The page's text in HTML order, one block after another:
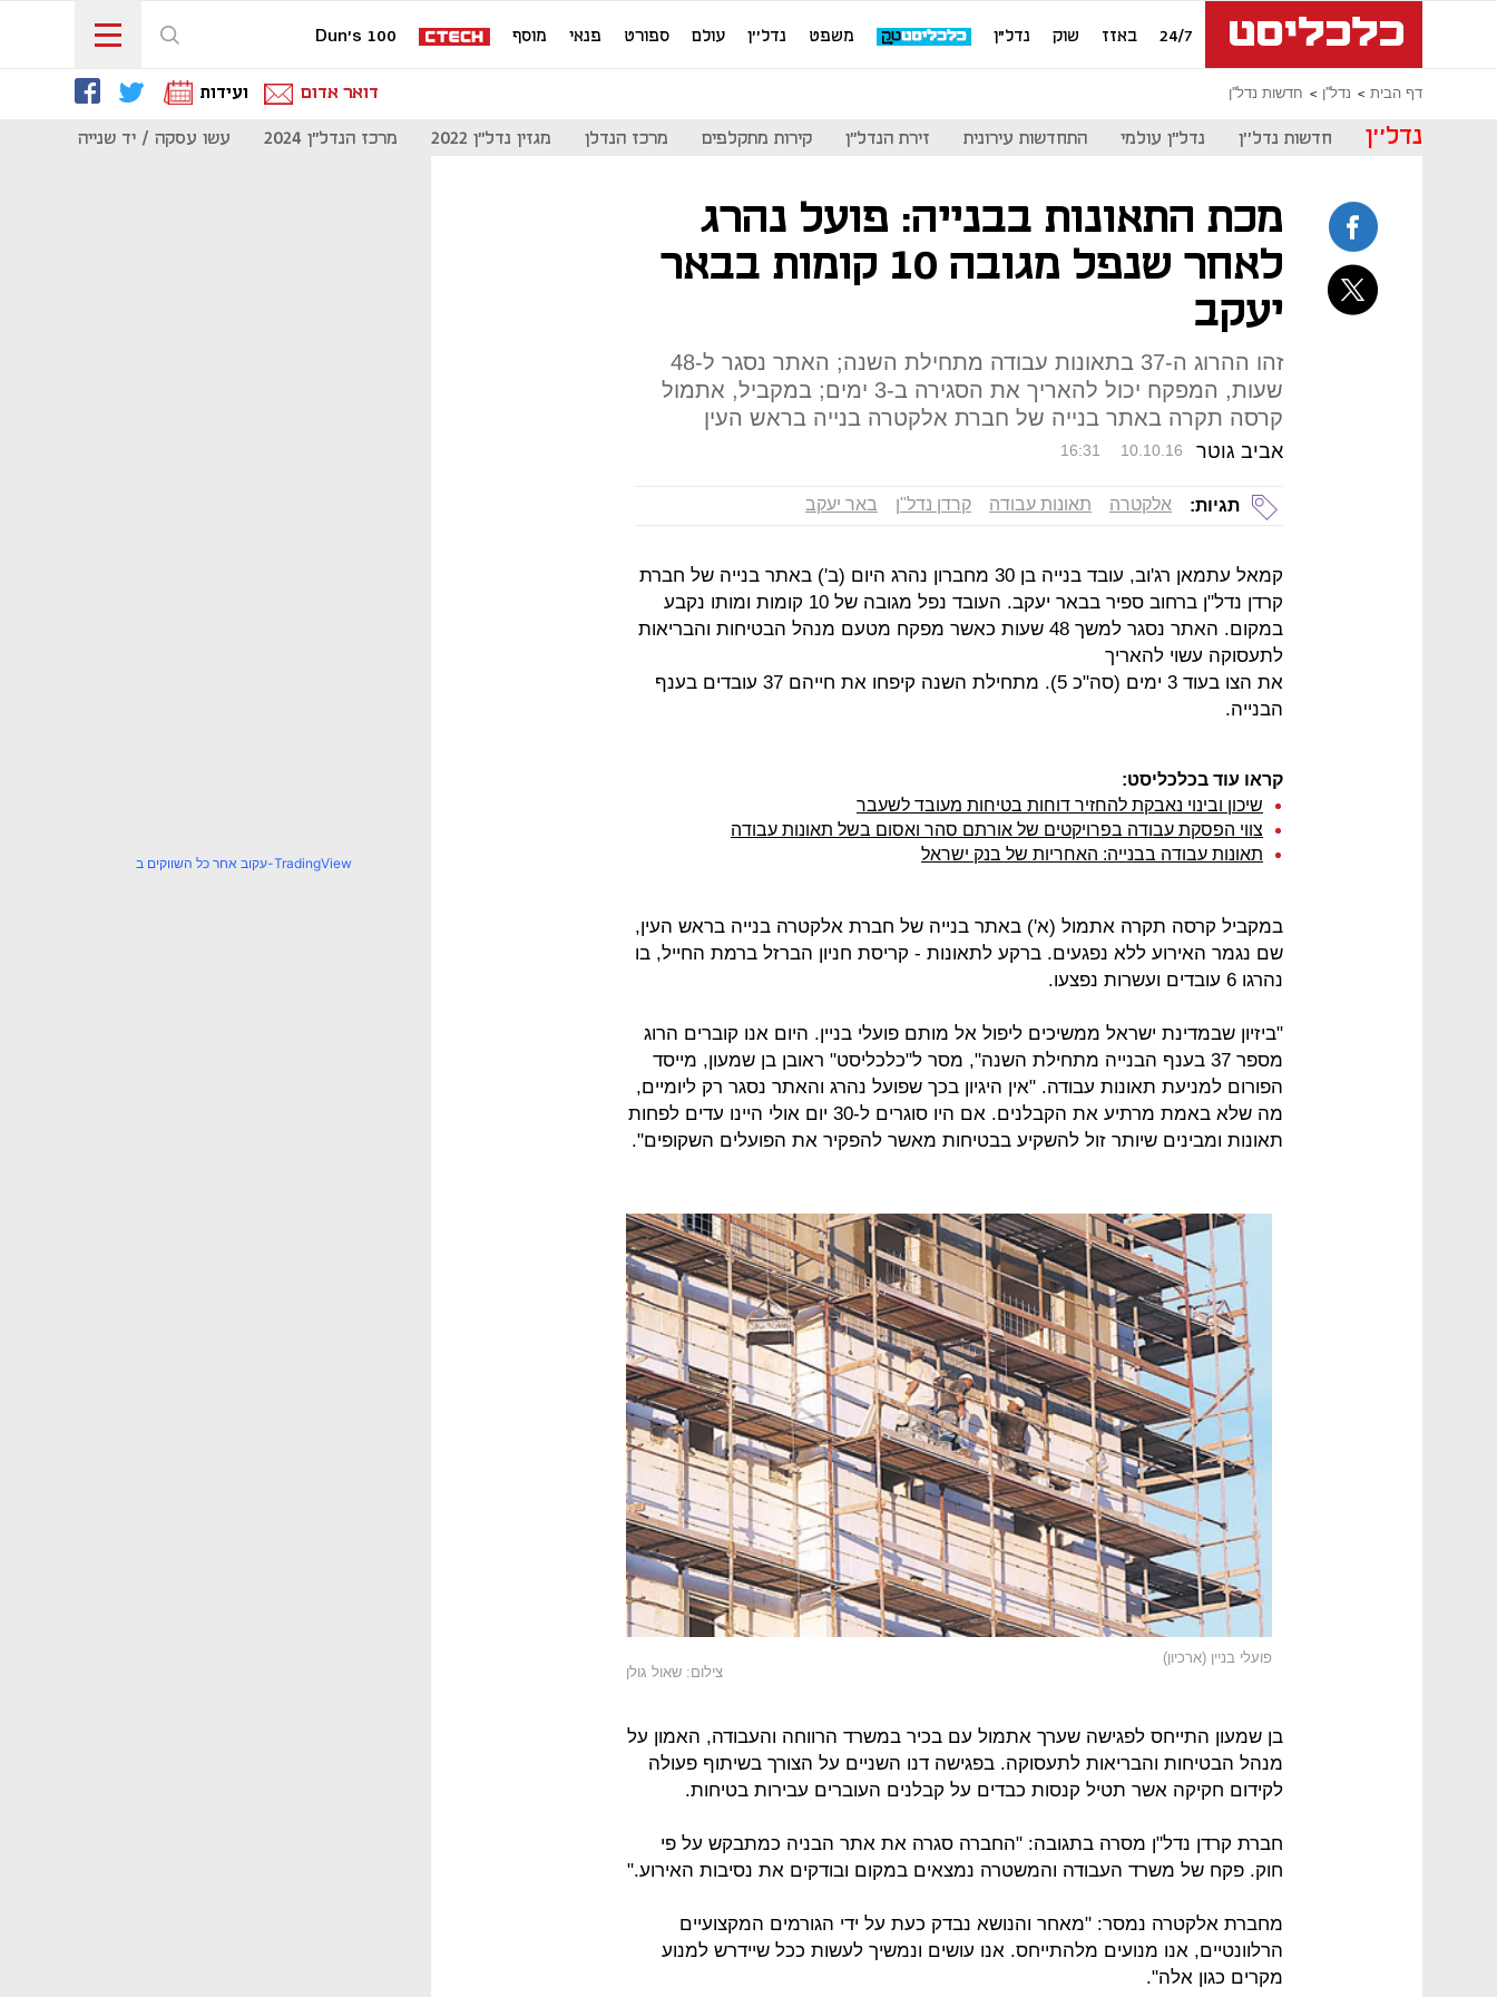
24/7 באזז שוק נדל"ן משפט נדל''ן עולם ספורט פנאי מוסף Dun's 100
דף הבית נדל''ן חדשות נדל''ן דואר אדום ועידות
נדל''ן חדשות נדל''ן נדל"ן עולמי התחדשות עירונית זירת הנדל"ן קירות מתקלפים מרכז הנדלן מגזין נדל"ן 2022 מרכז הנדל"ן 2024 עשו עסקה / יד שנייה
מכת התאונות בבנייה: פועל נהרג
לאחר שנפל מגובה 10 קומות בבאר
יעקב
זהו ההרוג ה-37 בתאונות עבודה מתחילת השנה; האתר נסגר ל-48
שעות, המפקח יכול להאריך את הסגירה ב-3 ימים; במקביל, אתמול
קרסה תקרה באתר בנייה של חברת אלקטרה בנייה בראש העין
אביב גוטר 16:31 10.10.16
תגיות: אלקטרה תאונות עבודה קרדן נדל"ן באר יעקב
קמאל עתמאן רג'וב, עובד בנייה בן 30 מחברון נהרג היום (ב') באתר בנייה של חברת
קרדן נדל"ן ברחוב ספיר בבאר יעקב. העובד נפל מגובה של 10 קומות ומותו נקבע
במקום. האתר נסגר למשך 48 שעות כאשר מפקח מטעם מנהל הבטיחות והבריאות
לתעסוקה עשוי להאריך
את הצו בעוד 3 ימים (סה"כ 5). מתחילת השנה קיפחו את חייהם 37 עובדים בענף
הבנייה.
קראו עוד בכלכליסט:
שיכון ובינוי נאבקת להחזיר דוחות בטיחות מעובד לשעבר
צווי הפסקת עבודה בפרויקטים של אורתם סהר ואסום בשל תאונות עבודה
תאונות עבודה בבנייה: האחריות של בנק ישראל
במקביל קרסה תקרה אתמול (א') באתר בנייה של חברת אלקטרה בנייה בראש העין,
שם נגמר האירוע ללא נפגעים. ברקע לתאונות - קריסת חניון הברזל ברמת החייל, בו
נהרגו 6 עובדים ועשרות נפצעו.
"ביזיון שבמדינת ישראל ממשיכים ליפול אל מותם פועלי בניין. היום אנו קוברים הרוג
מספר 37 בענף הבנייה מתחילת השנה", מסר ל"כלכליסט" ראובן בן שמעון, מייסד
הפורום למניעת תאונות עבודה. "אין היגיון בכך שפועל נהרג והאתר נסגר רק ליומיים,
מה שלא באמת מרתיע את הקבלנים. אם היו סוגרים ל-30 יום אולי היינו עדים לפחות
תאונות ומבינים שיותר זול להשקיע בבטיחות מאשר להפקיר את הפועלים השקופים".
פועלי בניין (ארכיון)
צילום: שאול גולן
בן שמעון התייחס לפגישה שערך אתמול עם בכיר במשרד הרווחה והעבודה, האמון על
מנהל הבטיחות והבריאות לתעסוקה. בפגישה דנו השניים על הצורך בשיתוף פעולה
לקידום חקיקה אשר תטיל קנסות כבדים על קבלנים העוברים עבירות בטיחות.
חברת קרדן נדל"ן מסרה בתגובה: "החברה סגרה את אתר הבניה כמתבקש על פי
חוק. פקח של משרד העבודה והמשטרה נמצאים במקום ובודקים את נסיבות האירוע."
מחברת אלקטרה נמסר: "מאחר והנושא נבדק כעת על ידי הגורמים המקצועיים
הרלוונטיים, אנו מנועים מלהתייחס. אנו עושים ונמשיך לעשות ככל שיידרש למנוע
מקרים כגון אלה".
עקוב אחר כל השווקים ב-TradingView